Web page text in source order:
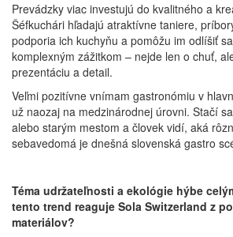
Prevádzky viac investujú do kvalitného a
Šéfkuchári hľadajú atraktívne taniere,
podporia ich kuchyňu a pomôžu im odlíšiť
komplexným zážitkom – nejde len o chuť,
prezentáciu a detail.
Veľmi pozitívne vnímam gastronómiu v
už naozaj na medzinárodnej úrovni. Stačí
alebo starým mestom a človek vidí, aká
sebavedomá je dnešná slovenská gastro
Téma udržateľnosti a ekológie hýbe
tento trend reaguje Sola Switzerland z
materiálov?